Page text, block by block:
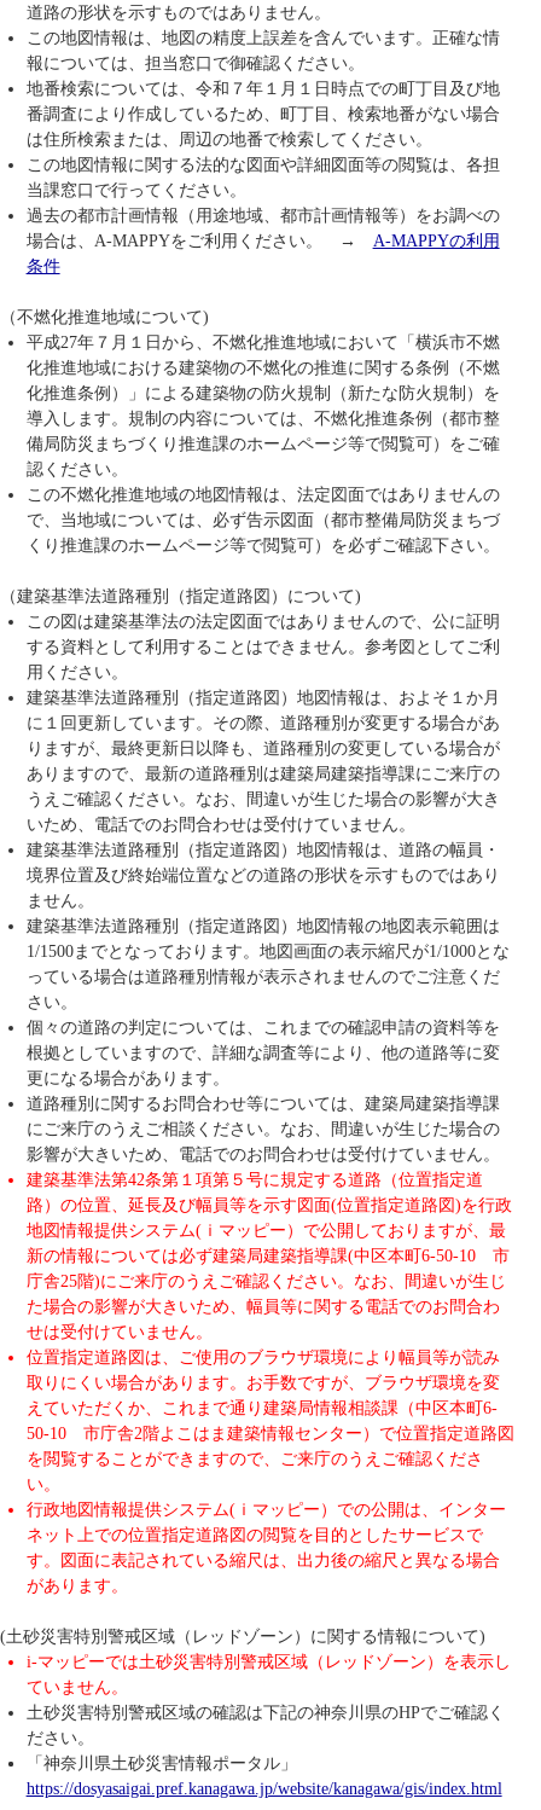
道路の形状を示すものではありません。
この地図情報は、地図の精度上誤差を含んでいます。正確な情
報については、担当窓口で御確認ください。
地番検索については、令和７年１月１日時点での町丁目及び地
番調査により作成しているため、町丁目、検索地番がない場合
は住所検索または、周辺の地番で検索してください。
この地図情報に関する法的な図面や詳細図面等の閲覧は、各担
当課窓口で行ってください。
過去の都市計画情報（用途地域、都市計画情報等）をお調べの
場合は、A-MAPPYをご利用ください。 → A-MAPPYの利用
条件
（不燃化推進地域について)
平成27年７月１日から、不燃化推進地域において「横浜市不燃
化推進地域における建築物の不燃化の推進に関する条例（不燃
化推進条例）」による建築物の防火規制（新たな防火規制）を
導入します。規制の内容については、不燃化推進条例（都市整
備局防災まちづくり推進課のホームページ等で閲覧可）をご確
認ください。
この不燃化推進地域の地図情報は、法定図面ではありませんの
で、当地域については、必ず告示図面（都市整備局防災まちづ
くり推進課のホームページ等で閲覧可）を必ずご確認下さい。
（建築基準法道路種別（指定道路図）について)
この図は建築基準法の法定図面ではありませんので、公に証明
する資料として利用することはできません。参考図としてご利
用ください。
建築基準法道路種別（指定道路図）地図情報は、およそ１か月
に１回更新しています。その際、道路種別が変更する場合があ
りますが、最終更新日以降も、道路種別の変更している場合が
ありますので、最新の道路種別は建築局建築指導課にご来庁の
うえご確認ください。なお、間違いが生じた場合の影響が大き
いため、電話でのお問合わせは受付けていません。
建築基準法道路種別（指定道路図）地図情報は、道路の幅員・
境界位置及び終始端位置などの道路の形状を示すものではあり
ません。
建築基準法道路種別（指定道路図）地図情報の地図表示範囲は
1/1500までとなっております。地図画面の表示縮尺が1/1000とな
っている場合は道路種別情報が表示されませんのでご注意くだ
さい。
個々の道路の判定については、これまでの確認申請の資料等を
根拠としていますので、詳細な調査等により、他の道路等に変
更になる場合があります。
道路種別に関するお問合わせ等については、建築局建築指導課
にご来庁のうえご相談ください。なお、間違いが生じた場合の
影響が大きいため、電話でのお問合わせは受付けていません。
建築基準法第42条第１項第５号に規定する道路（位置指定道
路）の位置、延長及び幅員等を示す図面(位置指定道路図)を行政
地図情報提供システム(ｉマッピー）で公開しておりますが、最
新の情報については必ず建築局建築指導課(中区本町6-50-10 市
庁舎25階)にご来庁のうえご確認ください。なお、間違いが生じ
た場合の影響が大きいため、幅員等に関する電話でのお問合わ
せは受付けていません。
位置指定道路図は、ご使用のブラウザ環境により幅員等が読み
取りにくい場合があります。お手数ですが、ブラウザ環境を変
えていただくか、これまで通り建築局情報相談課（中区本町6-
50-10 市庁舎2階よこはま建築情報センター）で位置指定道路図
を閲覧することができますので、ご来庁のうえご確認くださ
い。
行政地図情報提供システム(ｉマッピー）での公開は、インター
ネット上での位置指定道路図の閲覧を目的としたサービスで
す。図面に表記されている縮尺は、出力後の縮尺と異なる場合
があります。
(土砂災害特別警戒区域（レッドゾーン）に関する情報について)
i-マッピーでは土砂災害特別警戒区域（レッドゾーン）を表示し
ていません。
土砂災害特別警戒区域の確認は下記の神奈川県のHPでご確認く
ださい。
「神奈川県土砂災害情報ポータル」
https://dosyasaigai.pref.kanagawa.jp/website/kanagawa/gis/index.html